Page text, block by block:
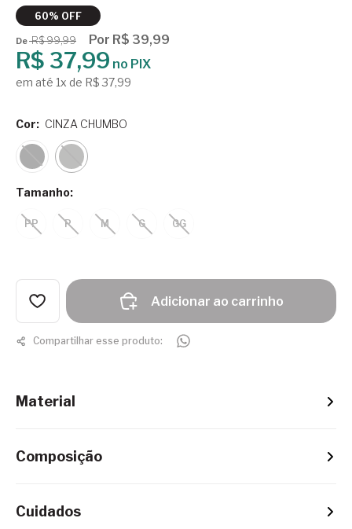
60% OFF
DeR$ 99,99 Por R$ 39,99
R$ 37,99 no PIX
em até 1x de R$ 37,99
Tamanho:
PP P M G GG
Cor: CINZA CHUMBO
Adicionar ao carrinho
Compartilhar esse produto:
Material
Composição
Cuidados